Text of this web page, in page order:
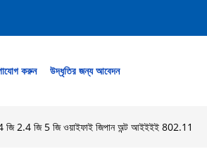
করুন উদ্ধৃতির জন্য আবেদন
4 জি 2.4 জি 5 জি ওয়াইফাই জিপান অন্ট আইইইই 802.11